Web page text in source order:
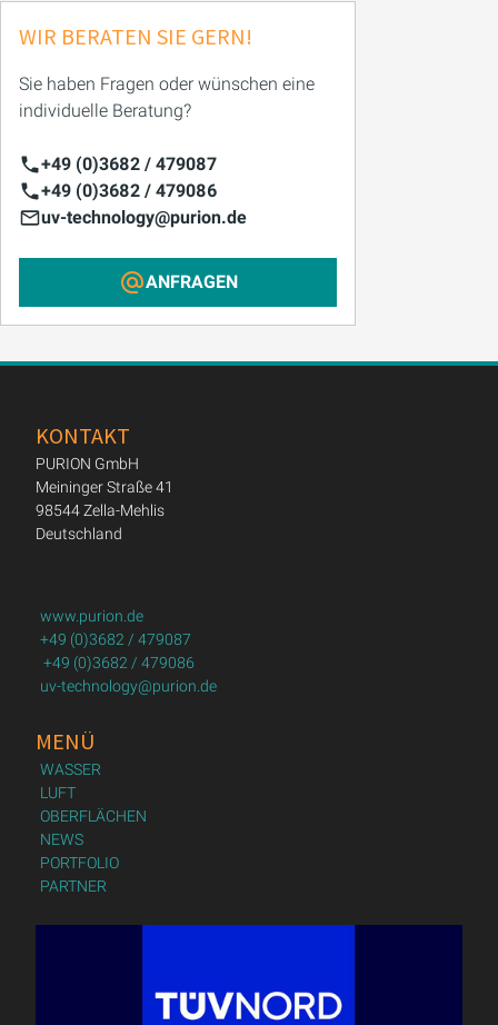
WIR BERATEN SIE GERN!
Sie haben Fragen oder wünschen eine
individuelle Beratung?
+49 (0)3682 / 479087
+49 (0)3682 / 479086
uv-technology@purion.de
ANFRAGEN
KONTAKT
PURION GmbH
Meininger Straße 41
98544 Zella-Mehlis
Deutschland
www.purion.de
+49 (0)3682 / 479087
+49 (0)3682 / 479086
uv-technology@purion.de
MENÜ
WASSER
LUFT
OBERFLÄCHEN
NEWS
PORTFOLIO
PARTNER